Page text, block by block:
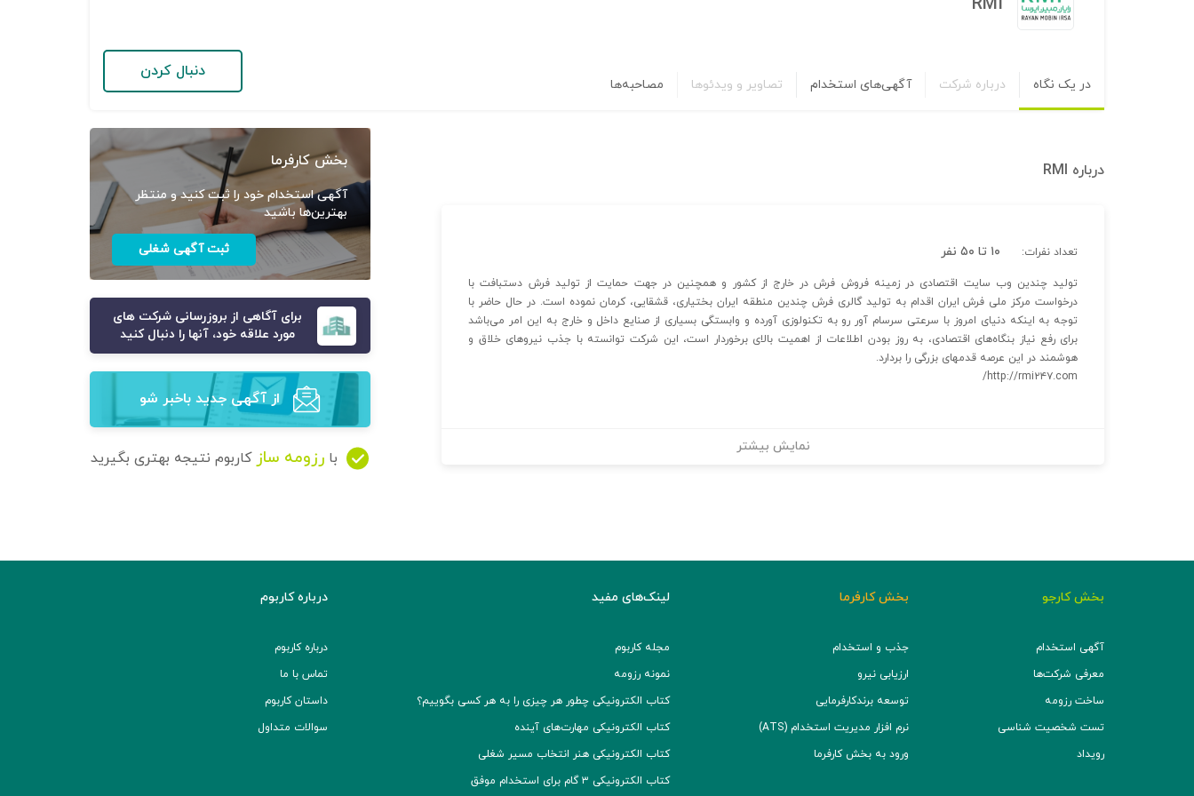
در یک نگاه درباره شرکت آگهی‌های استخدام تصاویر و ویدئوها مصاحبه‌ها
دنبال کردن
درباره RMI
تعداد نفرات: ۱۰ تا ۵۰ نفر
تولید چندین وب سایت اقتصادی در زمینه فروش فرش در خارج از کشور و همچنین در جهت حمایت از تولید فرش دستبافت با
درخواست مرکز ملی فرش ایران اقدام به تولید گالری فرش چندین منطقه ایران بختیاری، قشقایی، کرمان نموده است. در حال حاضر با
توجه به اینکه دنیای امروز با سرعتی سرسام آور رو به تکنولوزی آورده و وابستگی بسیاری از صنایع داخل و خارج به این امر می‌باشد
برای رفع نیاز بنگاه‌های اقتصادی، به روز بودن اطلاعات از اهمیت بالای برخوردار است، این شرکت توانسته با جذب نیروهای خلاق و
هوشمند در این عرصه قدمهای بزرگی را بردارد.
http://rmi۲۴۷.com/
نمایش بیشتر
بخش کارفرما
آگهی استخدام خود را ثبت کنید و منتظر
بهترین‌ها باشید
ثبت آگهی شغلی
برای آگاهی از بروزرسانی شرکت های
مورد علاقه خود، آنها را دنبال کنید
از آگهی‌ جدید باخبر شو
با رزومه ساز کاربوم نتیجه بهتری بگیرید
بخش کارجو
آگهی استخدام
معرفی شرکت‌ها
ساخت رزومه
تست شخصیت شناسی
رویداد
بخش کارفرما
جذب و استخدام
ارزیابی نیرو
توسعه برند‌کارفرمایی
نرم افزار مدیریت استخدام (ATS)
ورود به بخش کارفرما
لینک‌های مفید
مجله کاربوم
نمونه رزومه
کتاب الکترونیکی چطور هر چیزی را به هر کسی بگوییم؟
کتاب الکترونیکی مهارت‌های آینده
کتاب الکترونیکی هنر انتخاب مسیر شغلی
کتاب الکترونیکی ۳ گام برای استخدام موفق
درباره کاربوم
درباره کاربوم
تماس با ما
داستان کاربوم
سوالات متداول